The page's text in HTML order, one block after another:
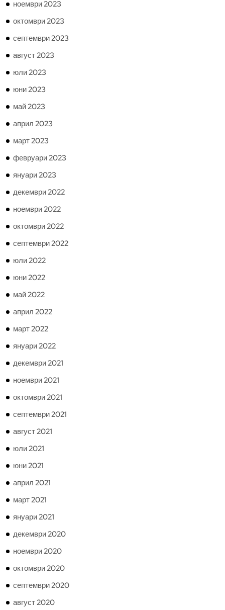
ноември 2023
октомври 2023
септември 2023
август 2023
юли 2023
юни 2023
май 2023
април 2023
март 2023
февруари 2023
януари 2023
декември 2022
ноември 2022
октомври 2022
септември 2022
юли 2022
юни 2022
май 2022
април 2022
март 2022
януари 2022
декември 2021
ноември 2021
октомври 2021
септември 2021
август 2021
юли 2021
юни 2021
април 2021
март 2021
януари 2021
декември 2020
ноември 2020
октомври 2020
септември 2020
август 2020